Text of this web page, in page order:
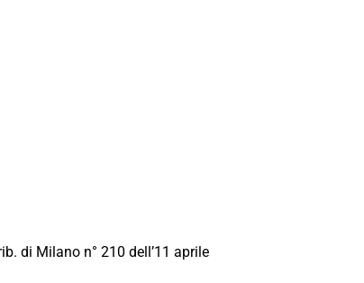
di Milano n° 210 dell’11 aprile